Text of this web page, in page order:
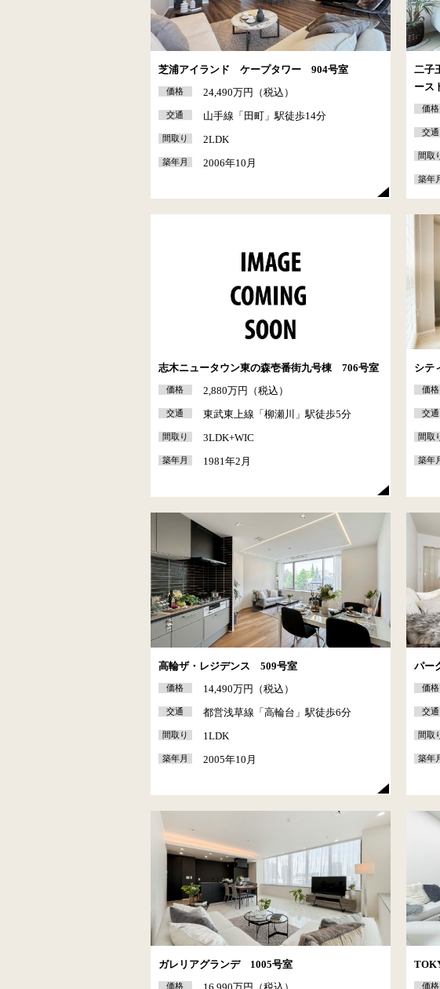
芝浦アイランド ケープタワー 904号室
価格 24,490万円（税込）
交通 山手線「田町」駅徒歩14分
間取り 2LDK
築年月 2006年10月
二子
ース
価格
交通
間取
築年
志木ニュータウン東の森壱番街九号棟 706号室
価格 2,880万円（税込）
交通 東武東上線「柳瀬川」駅徒歩5分
間取り 3LDK+WIC
築年月 1981年2月
シテ
価格
交通
間取
築年
高輪ザ・レジデンス 509号室
価格 14,490万円（税込）
交通 都営浅草線「高輪台」駅徒歩6分
間取り 1LDK
築年月 2005年10月
パー
価格
交通
間取
築年
ガレリアグランデ 1005号室
価格 価格